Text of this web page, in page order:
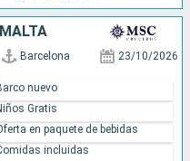
Barcelona 23/10/2026
nuevo
Gratis
en paquete de bebidas
incluidas